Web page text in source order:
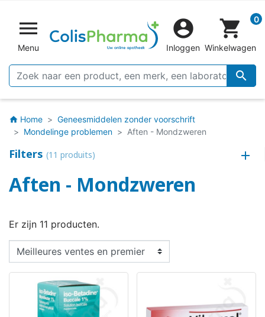

Menu


Inloggen
shopping_cart 0
Winkelwagen
home Home
Geneesmiddelen zonder voorschrift
Mondelinge problemen
Aften - Mondzweren
Filters (11 produits)
Aften - Mondzweren
Er zijn 11 producten.